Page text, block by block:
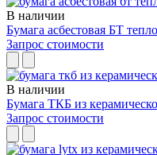
В наличии
Бумага асбестовая БТ
Запрос стоимости
В наличии
Бумага ТКБ из
Запрос стоимости